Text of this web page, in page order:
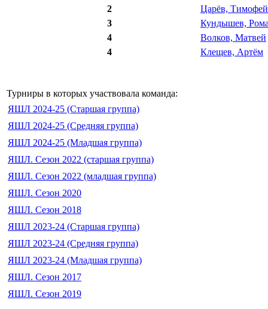
2
Царёв, Тимофей
3
Кундышев,
4
Волков, Матвей
4
Клещев, Артём
Турниры в которых участвовала команда:
ЯШЛ 2024-25 (Старшая группа)
ЯШЛ 2024-25 (Средняя группа)
ЯШЛ 2024-25 (Младшая группа)
ЯШЛ. Сезон 2022 (старшая группа)
ЯШЛ. Сезон 2022 (младшая группа)
ЯШЛ. Сезон 2020
ЯШЛ. Сезон 2018
ЯШЛ 2023-24 (Старшая группа)
ЯШЛ 2023-24 (Средняя группа)
ЯШЛ 2023-24 (Младшая группа)
ЯШЛ. Сезон 2017
ЯШЛ. Сезон 2019